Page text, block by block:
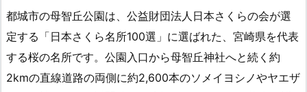
都城市の母智丘公園は、公益財団法人日本さくらの会が選
定する「日本さくら名所100選」に選ばれた、宮崎県を代表
する桜の名所です。公園入口から母智丘神社へと続く約
2kmの直線道路の両側に約2,600本のソメイヨシノやヤエザ